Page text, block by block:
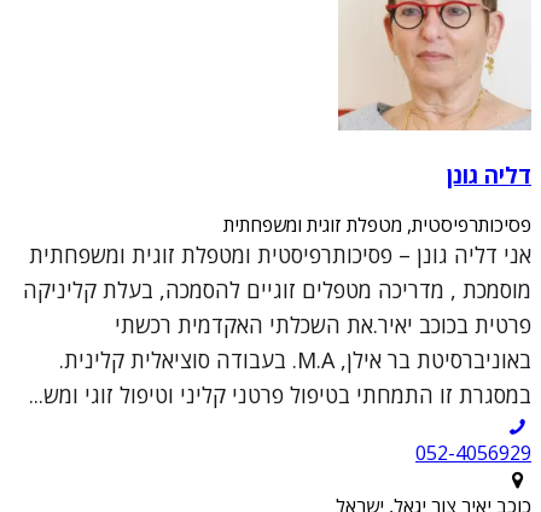
דליה גונן
פסיכותרפיסטית, מטפלת זוגית ומשפחתית
אני דליה גונן – פסיכותרפיסטית ומטפלת זוגית ומשפחתית
מוסמכת , מדריכה מטפלים זוגיים להסמכה, בעלת קליניקה
פרטית בכוכב יאיר.את השכלתי האקדמית רכשתי
באוניברסיטת בר אילן, M.A. בעבודה סוציאלית קלינית.
במסגרת זו התמחתי בטיפול פרטני קליני וטיפול זוגי ומש...
052-4056929
כוכב יאיר צור יגאל, ישראל